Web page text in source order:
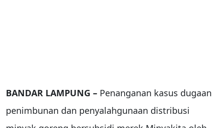
BANDAR LAMPUNG – Penanganan kasus dugaan
penimbunan dan penyalahgunaan distribusi